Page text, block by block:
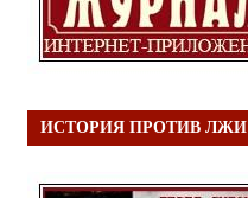
ИСТОРИЯ ПРОТИВ ЛЖИ